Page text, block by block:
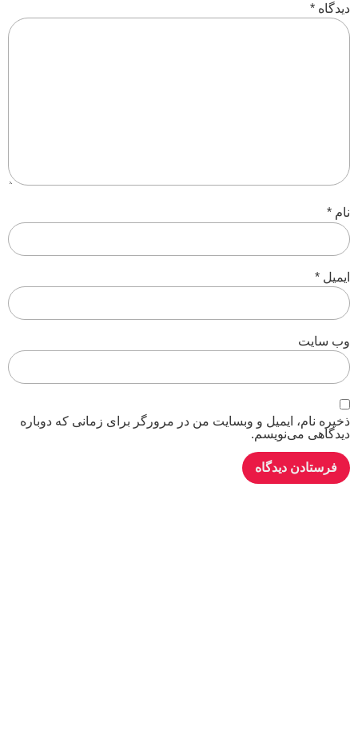
دیدگاه *
نام *
ایمیل *
وب‌ سایت
ذخیره نام، ایمیل و وبسایت من در مرورگر برای زمانی که دوباره
دیدگاهی می‌نویسم.